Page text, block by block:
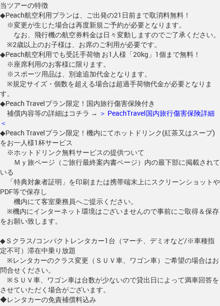
当ツアーの特徴
◆Peach航空利用プランは、ご出発の21日前まで取消料無料！
※変更が生じた場合は再度新規ご予約が必要となります。
なお、飛行機の航空券料金は日々変動しますのでご了承ください。
※2歳以上のお子様は、お席のご利用が必要です。
◆Peach航空利用でも受託手荷物 お1人様「20kg」1個まで無料！
※座席利用のお客様に限ります。
※スポーツ用品は、別途追加代金となります。
※規定サイズ・個数を超える場合は超過手荷物代金が必要となりま
す。
◆Peach Travelプラン限定！国内旅行傷害保険付き
補償内容等の詳細はコチラ → ＞ PeachTravel国内旅行傷害保険詳細
＜
◆Peach Travelプラン限定！機内にてホットドリンク(紅茶又はスープ)
をお一人様1杯サービス
※ホットドリンク無料サービスの提供ついて
Ｍｙ旅ページ（ご旅行最終案内書ページ）内の最下部に掲載されて
いる
「特典対象者証明」を印刷または携帯端末上にスクリーンショットや
PDF等で保存し
機内にて客室乗務員へご提示ください。
※機内にインターネット環境はございませんので事前にご取得＆保存
をお願い致します。
◆Ｓクラス/コンパクトレンタカー1台（マーチ、デミオなど/※車種指
定不可）滞在中乗り放題
※レンタカーのクラス変更（ＳＵＶ車、ワゴン車）ご希望の場合はお
問合せください。
※ＳＵＶ車、ワゴン車は台数が少ないので貸出日によって満車回答を
させていただく場合がございます。
◆レンタカーの免責補償料込み